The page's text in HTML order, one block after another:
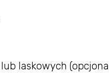
laskowych